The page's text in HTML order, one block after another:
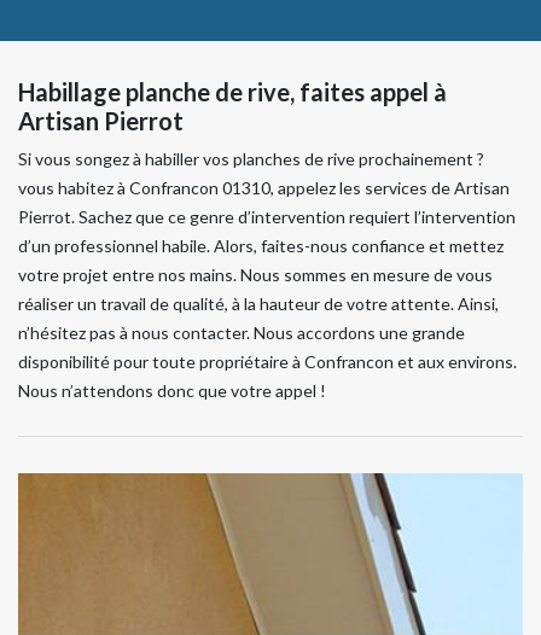
Habillage planche de rive, faites appel à
Artisan Pierrot
Si vous songez à habiller vos planches de rive prochainement ?
vous habitez à Confrancon 01310, appelez les services de Artisan
Pierrot. Sachez que ce genre d’intervention requiert l’intervention
d’un professionnel habile. Alors, faites-nous confiance et mettez
votre projet entre nos mains. Nous sommes en mesure de vous
réaliser un travail de qualité, à la hauteur de votre attente. Ainsi,
n’hésitez pas à nous contacter. Nous accordons une grande
disponibilité pour toute propriétaire à Confrancon et aux environs.
Nous n’attendons donc que votre appel !